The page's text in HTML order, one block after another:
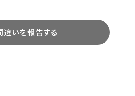
違いを報告する